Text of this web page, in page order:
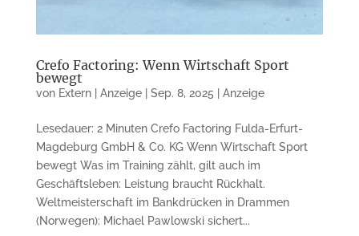
Crefo Factoring: Wenn Wirtschaft Sport
bewegt
von Extern | Anzeige| Sep. 8, 2025 Anzeige
Lesedauer: 2 Minuten Crefo Factoring Fulda-Erfurt-
Magdeburg GmbH & Co. KG Wenn Wirtschaft Sport
bewegt Was im Training zählt, gilt auch im
Geschäftsleben: Leistung braucht Rückhalt.
Weltmeisterschaft im Bankdrücken in Drammen
(Norwegen): Michael Pawlowski sichert...